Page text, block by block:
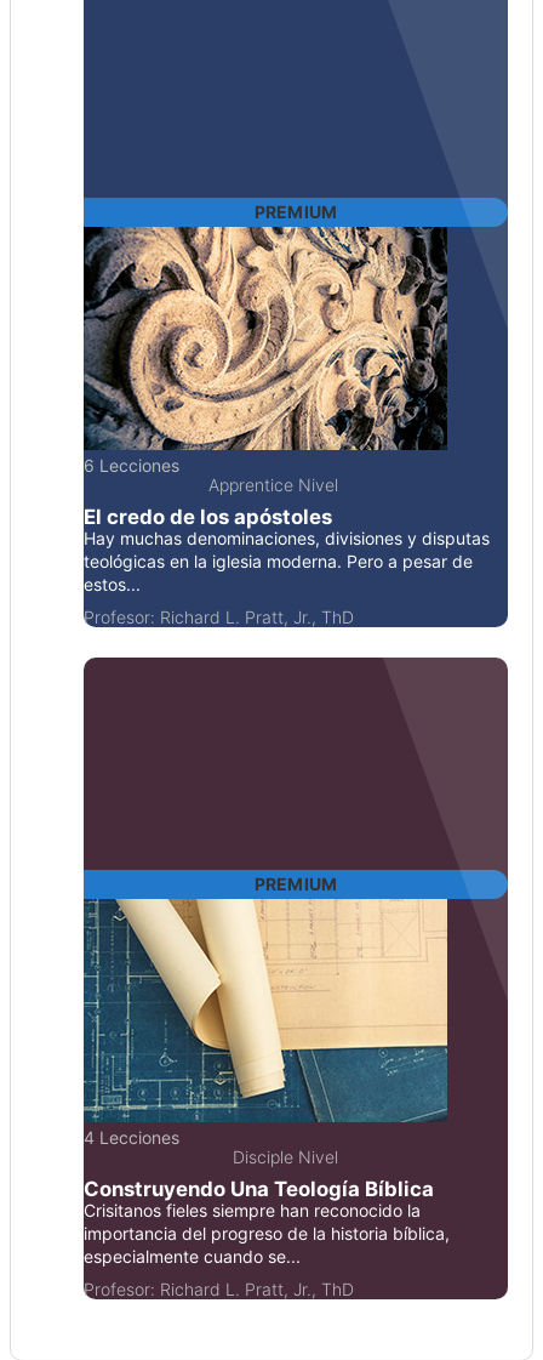
PREMIUM
6 Lecciones
Apprentice Nivel
El credo de los apóstoles
Hay muchas denominaciones, divisiones y disputas
teológicas en la iglesia moderna. Pero a pesar de
estos...
Profesor: Richard L. Pratt, Jr., ThD
PREMIUM
4 Lecciones
Disciple Nivel
Construyendo Una Teología Bíblica
Crisitanos fieles siempre han reconocido la
importancia del progreso de la historia bíblica,
especialmente cuando se...
Profesor: Richard L. Pratt, Jr., ThD